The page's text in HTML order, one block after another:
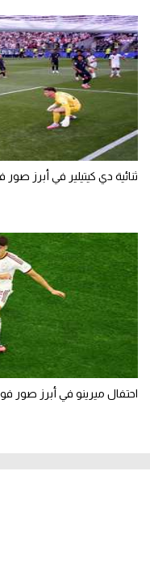
ثنائية دي كيتيلير في أبرز
احتفال ميرينو في أبرز صور